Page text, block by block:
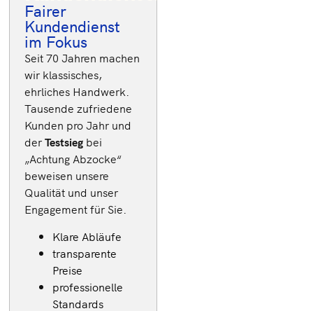
Fairer
Kundendienst
im Fokus
Seit 70 Jahren machen
wir klassisches,
ehrliches Handwerk.
Tausende zufriedene
Kunden pro Jahr und
derTestsieg bei
„Achtung Abzocke“
beweisen unsere
Qualität und unser
Engagement für Sie.
Klare Abläufe
transparente
Preise
professionelle
Standards